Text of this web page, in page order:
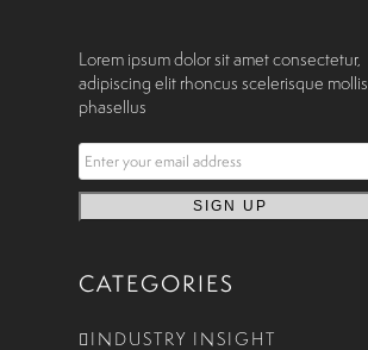
Lorem ipsum dolor sit amet consectetur,
adipiscing elit rhoncus scelerisque mollis
phasellus
CATEGORIES
INDUSTRY INSIGHT